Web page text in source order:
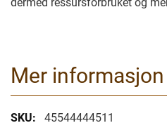
Mer informasjon
Mer
45544444511